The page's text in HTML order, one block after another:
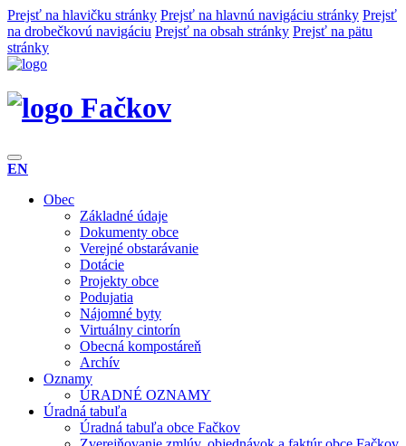
Prejsť na hlavičku stránky Prejsť na hlavnú navigáciu stránky Prejsť
na drobečkovú navigáciu Prejsť na obsah stránky Prejsť na pätu
stránky
Fačkov
EN
Obec
Základné údaje
Dokumenty obce
Verejné obstarávanie
Dotácie
Projekty obce
Podujatia
Nájomné byty
Virtuálny cintorín
Obecná kompostáreň
Archív
Oznamy
ÚRADNÉ OZNAMY
Úradná tabuľa
Úradná tabuľa obce Fačkov